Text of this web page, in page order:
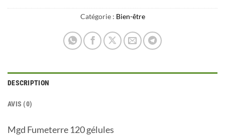
Catégorie : Bien-être
DESCRIPTION
AVIS (0)
Mgd Fumeterre 120 gélules